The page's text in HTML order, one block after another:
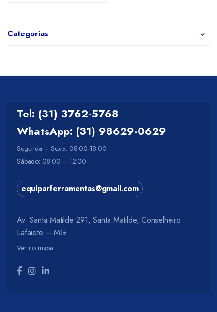
Categorias
Tel: (31) 3762-5768
WhatsApp: (31) 98629-0629
Segunda – Sexta: 08:00-18:00
Sábado: 08:00 – 12:00
equiparferramentas@gmail.com
Av. Santa Matilde 291, Santa Matilde, Conselheiro
Lafaiete – MG
Ver no mapa